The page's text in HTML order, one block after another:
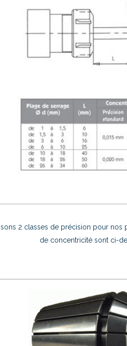
2 classes de précision pour nos
de concentricité sont ci-